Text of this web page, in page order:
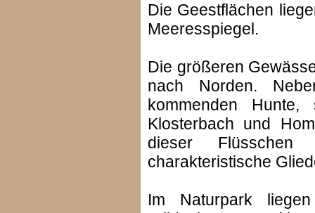
Die Geestflächen
Meeresspiegel.
Die größeren
nach Norden.
kommenden
Klosterbach und
dieser
charakteristische
Im Naturpark